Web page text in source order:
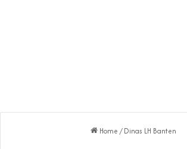
Home / Dinas LH Banten